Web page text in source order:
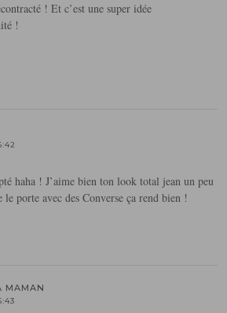
! Et c’est une super idée
!
haha ! J’aime bien ton look total jean un peu
le porte avec des Converse ça rend bien !
MAMAN